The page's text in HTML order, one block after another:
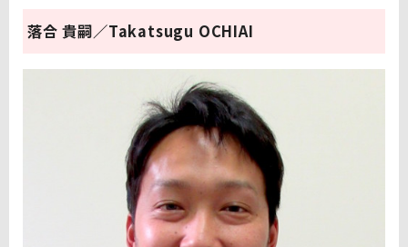
落合 貴嗣／Takatsugu OCHIAI